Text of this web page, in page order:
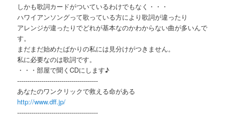
しかも歌詞カードがついているわけでもなく・・・
ハワイアンソングって歌っている方により歌詞が違ったり
アレンジが違ったりでどれが基本なのかわからない曲が多いんで
す。
まだまだ始めたばかりの私には見分けがつきません。
私に必要なのは歌詞です。
・・・部屋で聞くCDにします♪
----------------------------------------
あなたのワンクリックで救える命がある
http://www.dff.jp/
----------------------------------------